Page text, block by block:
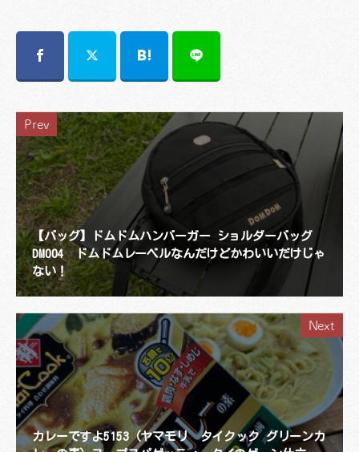
Prev
【バッグ】ドムドムハンバーガー ショルダーバッグ
DM004 ドムドムレーベルなんだけどかわいいだけじゃ
ない！
Next
カレーですよ5153（ヤマモリ タイクック グリーンカ